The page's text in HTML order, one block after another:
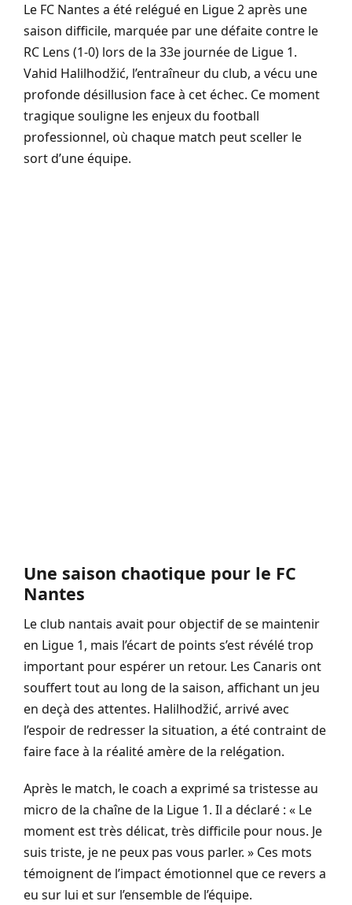
Le FC Nantes a été relégué en Ligue 2 après une
saison difficile, marquée par une défaite contre le
RC Lens (1-0) lors de la 33e journée de Ligue 1.
Vahid Halilhodžić, l’entraîneur du club, a vécu une
profonde désillusion face à cet échec. Ce moment
tragique souligne les enjeux du football
professionnel, où chaque match peut sceller le
sort d’une équipe.
Une saison chaotique pour le FC
Nantes
Le club nantais avait pour objectif de se maintenir
en Ligue 1, mais l’écart de points s’est révélé trop
important pour espérer un retour. Les Canaris ont
souffert tout au long de la saison, affichant un jeu
en deçà des attentes. Halilhodžić, arrivé avec
l’espoir de redresser la situation, a été contraint de
faire face à la réalité amère de la relégation.
Après le match, le coach a exprimé sa tristesse au
micro de la chaîne de la Ligue 1. Il a déclaré : « Le
moment est très délicat, très difficile pour nous. Je
suis triste, je ne peux pas vous parler. » Ces mots
témoignent de l’impact émotionnel que ce revers a
eu sur lui et sur l’ensemble de l’équipe.